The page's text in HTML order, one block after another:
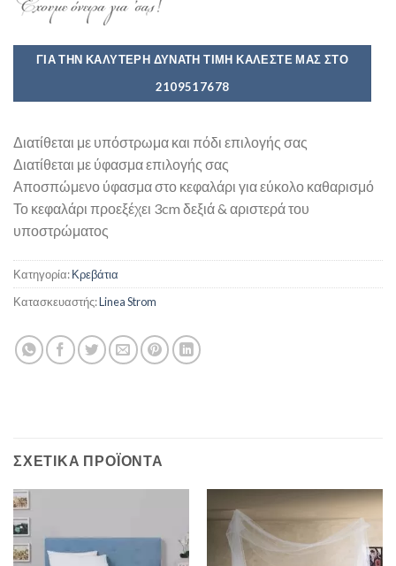
ΓΙΑ ΤΗΝ ΚΑΛΎΤΕΡΗ ΔΥΝΑΤΉ ΤΙΜΉ ΚΑΛΈΣΤΕ ΜΑΣ ΣΤΟ
2109517678
Διατίθεται με υπόστρωμα και πόδι επιλογής σας
Διατίθεται με ύφασμα επιλογής σας
Αποσπώμενο ύφασμα στο κεφαλάρι για εύκολο καθαρισμό
Το κεφαλάρι προεξέχει 3cm δεξιά & αριστερά του
υποστρώματος
Κατηγορία:Κρεβάτια
Κατασκευαστής:Linea Strom
ΣΧΕΤΙΚΆ ΠΡΟΪΌΝΤΑ